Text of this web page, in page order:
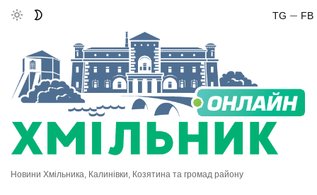
FB
TG
Новини Хмільника, Калинівки, Козятина та громад району